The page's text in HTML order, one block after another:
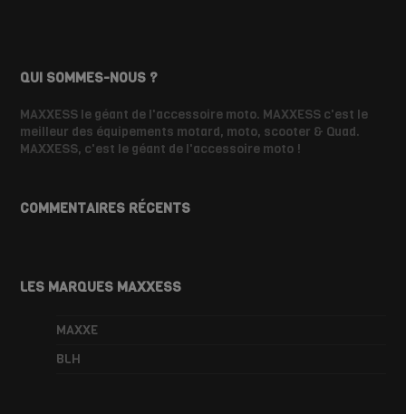
QUI SOMMES-NOUS ?
MAXXESS le géant de l'accessoire moto. MAXXESS c'est le
meilleur des équipements motard, moto, scooter & Quad.
MAXXESS, c'est le géant de l'accessoire moto !
COMMENTAIRES RÉCENTS
LES MARQUES MAXXESS
MAXXE
BLH